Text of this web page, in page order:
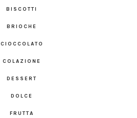
BISCOTTI
BRIOCHE
CIOCCOLATO
COLAZIONE
DESSERT
DOLCE
FRUTTA